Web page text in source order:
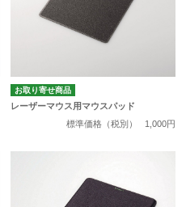
お取り寄せ商品
レーザーマウス用マウスパッド
標準価格（税別）
1,000円